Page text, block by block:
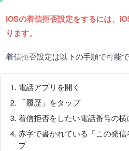
iOSの着信拒否設定をするには、
ります。
着信拒否設定は以下の手順で可能で
電話アプリを開く
「履歴」をタップ
着信拒否をしたい電話番号の
赤字で書かれている「この発
プ